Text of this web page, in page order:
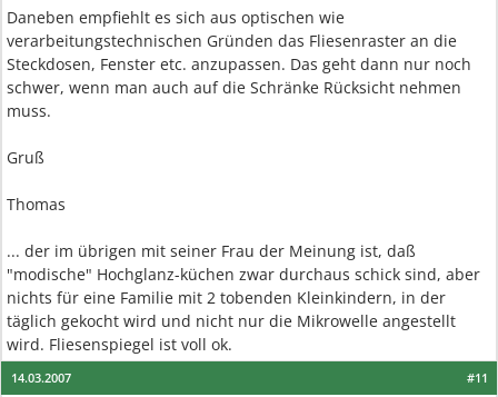
Daneben empfiehlt es sich aus optischen wie
verarbeitungstechnischen Gründen das Fliesenraster an die
Steckdosen, Fenster etc. anzupassen. Das geht dann nur noch
schwer, wenn man auch auf die Schränke Rücksicht nehmen
muss.
Gruß
Thomas
... der im übrigen mit seiner Frau der Meinung ist, daß
"modische" Hochglanz-küchen zwar durchaus schick sind, aber
nichts für eine Familie mit 2 tobenden Kleinkindern, in der
täglich gekocht wird und nicht nur die Mikrowelle angestellt
wird. Fliesenspiegel ist voll ok.
#11
14.03.2007